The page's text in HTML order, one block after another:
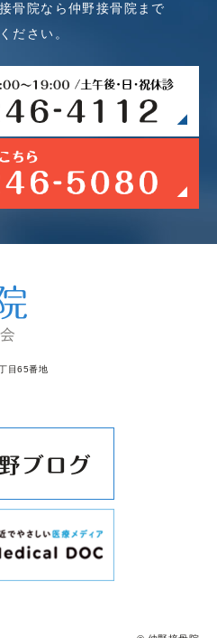
骨院なら仲野接骨院まで
ださい。
目65番地